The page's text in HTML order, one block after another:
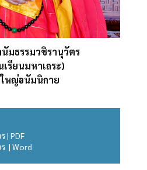
มธรรมวชิรานุวัตร
รียนมหาเถระ)
หญ่อนัมนิกาย
| PDF
| Word